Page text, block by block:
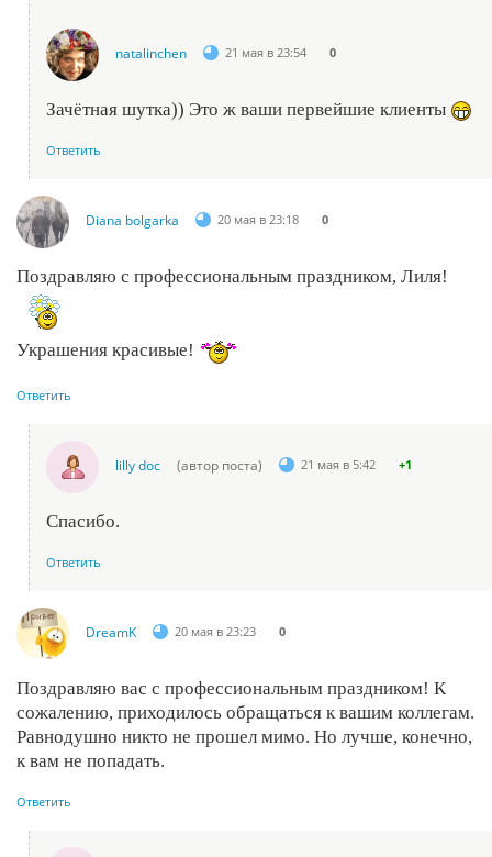
natalinchen 21 мая в 23:54 0
Зачётная шутка)) Это ж ваши первейшие клиенты
Ответить
Diana bolgarka 20 мая в 23:18 0
Поздравляю с профессиональным праздником, Лиля!
Украшения красивые!
Ответить
lilly doc (автор поста) 21 мая в 5:42 +1
Спасибо.
Ответить
DreamK 20 мая в 23:23 0
Поздравляю вас с профессиональным праздником! К
сожалению, приходилось обращаться к вашим коллегам.
Равнодушно никто не прошел мимо. Но лучше, конечно,
к вам не попадать.
Ответить